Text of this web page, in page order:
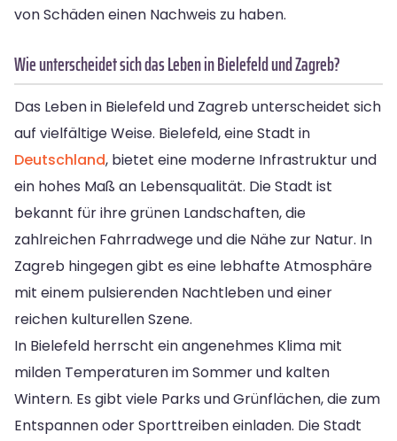
von Schäden einen Nachweis zu haben.
Wie unterscheidet sich das Leben in Bielefeld und Zagreb?
Das Leben in Bielefeld und Zagreb unterscheidet sich
auf vielfältige Weise. Bielefeld, eine Stadt in
Deutschland, bietet eine moderne Infrastruktur und
ein hohes Maß an Lebensqualität. Die Stadt ist
bekannt für ihre grünen Landschaften, die
zahlreichen Fahrradwege und die Nähe zur Natur. In
Zagreb hingegen gibt es eine lebhafte Atmosphäre
mit einem pulsierenden Nachtleben und einer
reichen kulturellen Szene.
In Bielefeld herrscht ein angenehmes Klima mit
milden Temperaturen im Sommer und kalten
Wintern. Es gibt viele Parks und Grünflächen, die zum
Entspannen oder Sporttreiben einladen. Die Stadt